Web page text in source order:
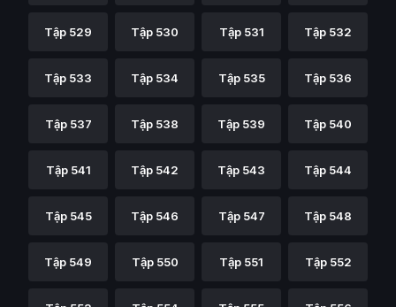
Tập 529 Tập 530 Tập 531 Tập 532
Tập 533 Tập 534 Tập 535 Tập 536
Tập 537 Tập 538 Tập 539 Tập 540
Tập 541 Tập 542 Tập 543 Tập 544
Tập 545 Tập 546 Tập 547 Tập 548
Tập 549 Tập 550 Tập 551 Tập 552